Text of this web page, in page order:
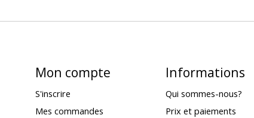
Mon compte
S'inscrire
Mes commandes
Informations
Qui sommes-nous?
Prix et paiements